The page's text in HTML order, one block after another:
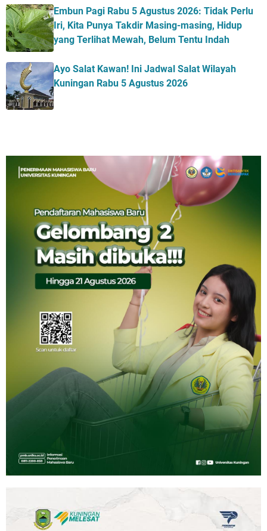
Embun Pagi Rabu 5 Agustus 2026: Tidak Perlu
Iri, Kita Punya Takdir Masing-masing, Hidup
yang Terlihat Mewah, Belum Tentu Indah
Ayo Salat Kawan! Ini Jadwal Salat Wilayah
Kuningan Rabu 5 Agustus 2026